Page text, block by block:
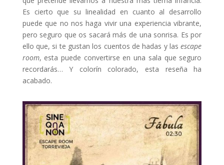
Es cierto que su linealidad en cuanto al desarrollo
puede que no nos haga vivir una experiencia vibrante,
pero seguro que os sacará más de una sonrisa. Es por
ello que, si te gustan los cuentos de hadas y lasescape
room, esta puede convertirse en una sala que seguro
recordarás… Y colorín colorado, esta reseña ha
acabado.